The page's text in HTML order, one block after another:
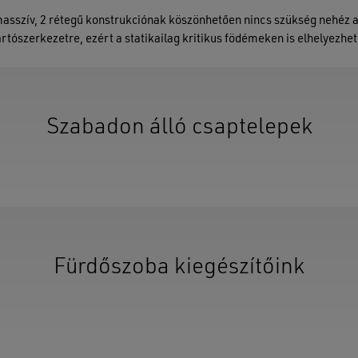
2 rétegű konstrukciónak köszönhetően nincs szükség nehéz
ezért a statikailag kritikus födémeken is
Szabadon álló csaptelepek
Fürdőszoba kiegészítőink